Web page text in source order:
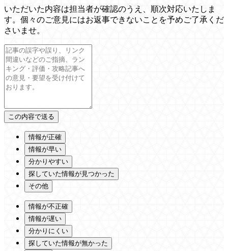
いただいた内容は担当者が確認のうえ、順次対応いたしま
す。個々のご意見にはお返事できないことを予めご了承くだ
さいませ。
情報が正確
情報が早い
分かりやすい
探していた情報が見つかった
その他
情報が不正確
情報が遅い
分かりにくい
探していた情報が無かった